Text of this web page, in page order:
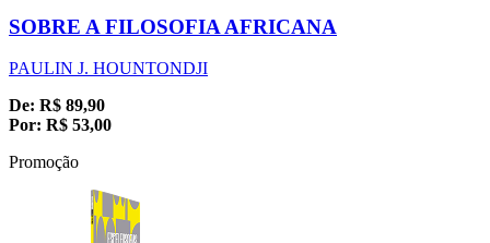
SOBRE A FILOSOFIA AFRICANA
PAULIN J. HOUNTONDJI
De: R$ 89,90
Por: R$ 53,00
Promoção